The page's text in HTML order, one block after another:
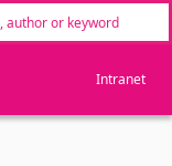
Intranet